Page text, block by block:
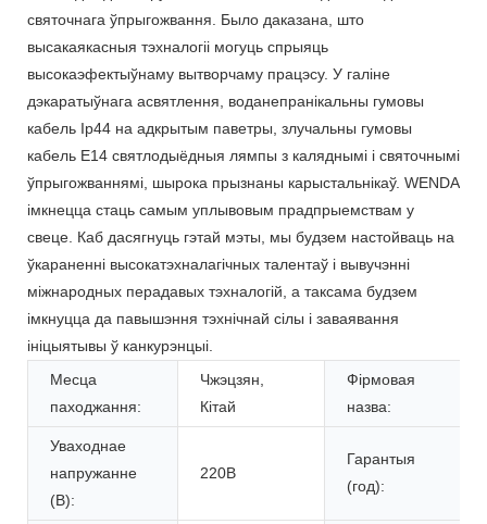
святочнага ўпрыгожвання. Было даказана, што
высакаякасныя тэхналогіі могуць спрыяць
высокаэфектыўнаму вытворчаму працэсу. У галіне
дэкаратыўнага асвятлення, воданепранікальны гумовы
кабель Ip44 на адкрытым паветры, злучальны гумовы
кабель E14 святлодыёдныя лямпы з каляднымі і святочнымі
ўпрыгожваннямі, шырока прызнаны карыстальнікаў. WENDA
імкнецца стаць самым уплывовым прадпрыемствам у
свеце. Каб дасягнуць гэтай мэты, мы будзем настойваць на
ўкараненні высокатэхналагічных талентаў і вывучэнні
міжнародных перадавых тэхналогій, а таксама будзем
імкнуцца да павышэння тэхнічнай сілы і заваявання
ініцыятывы ў канкурэнцыі.
Месца
паходжання:
Чжэцзян,
Кітай
Фірмовая
назва:
Уваходнае
напружанне
(В):
220В
Гарантыя
(год):